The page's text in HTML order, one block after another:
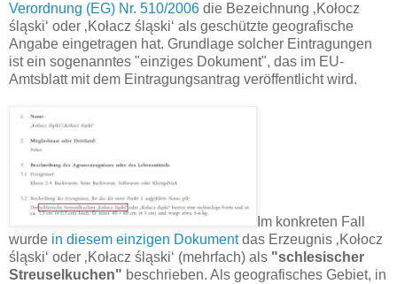
Verordnung (EG) Nr. 510/2006 die Bezeichnung ‚Kołocz
śląski‘ oder ‚Kołacz śląski‘ als geschützte geografische
Angabe eingetragen hat. Grundlage solcher Eintragungen
ist ein sogenanntes "einziges Dokument", das im EU-
Amtsblatt mit dem Eintragungsantrag veröffentlicht wird.
Im konkreten Fall
wurde in diesem einzigen Dokumentdas Erzeugnis ‚Kołocz
śląski‘ oder ‚Kołacz śląski‘ (mehrfach) als "schlesischer
Streuselkuchen" beschrieben. Als geografisches Gebiet, in